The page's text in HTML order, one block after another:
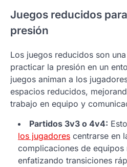
Juegos reducidos
presión
Los juegos reducidos son
practicar la presión en un
juegos animan a los
espacios reducidos,
trabajo en equipo y
Partidos 3v3 o 4v4:
los jugadores centrarse en
complicaciones de equipos
enfatizando transiciones